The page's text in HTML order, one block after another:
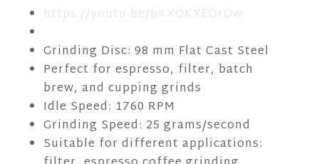
Grinding Disc: 98 mm Flat Cast Steel
Perfect for espresso, filter, batch
brew, and cupping grinds
Idle Speed: 1760 RPM
Grinding Speed: 25 grams/second
Suitable for different applications: